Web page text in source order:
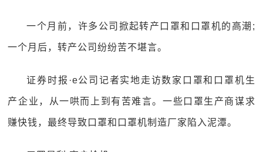
一个月前，许多公司掀起转产口罩和口罩机的高潮;
一个月后，转产公司纷纷苦不堪言。
证券时报·e公司记者实地走访数家口罩和口罩机生
产企业，从一哄而上到有苦难言。一些口罩生产商谋求
赚快钱，最终导致口罩和口罩机制造厂家陷入泥潭。